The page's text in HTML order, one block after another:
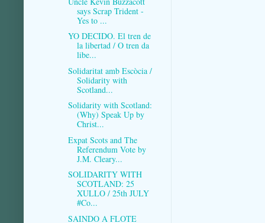
says Scrap Trident -
Yes to ...
YO DECIDO. El tren de
la libertad / O tren da
libe...
Solidaritat amb Escòcia /
Solidarity with
Scotland...
Solidarity with Scotland:
(Why) Speak Up by
Christ...
Expat Scots and The
Referendum Vote by
J.M. Cleary...
SOLIDARITY WITH
SCOTLAND: 25
XULLO / 25th JULY
#Co...
SAINDO A FLOTE